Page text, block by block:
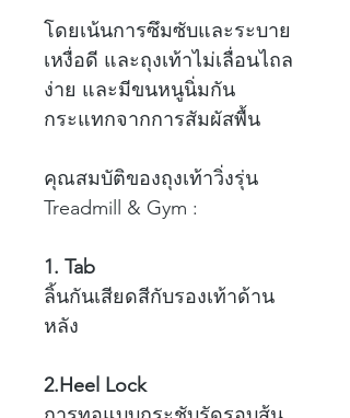
โดยเน้นการซึมซับและระบาย
เหงื่อดี และถุงเท้าไม่เลื่อนไถล
ง่าย และมีขนหนูนิ่มกัน
กระแทกจากการสัมผัสพื้น
คุณสมบัติของถุงเท้าวิ่งรุ่น
Treadmill & Gym :
1. Tab
ลิ้นกันเสียดสีกับรองเท้าด้าน
หลัง
2.Heel Lock